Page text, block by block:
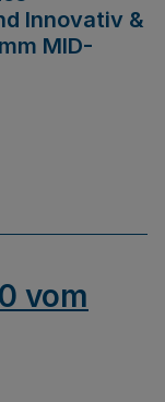
Innovativ &
MID-
vom